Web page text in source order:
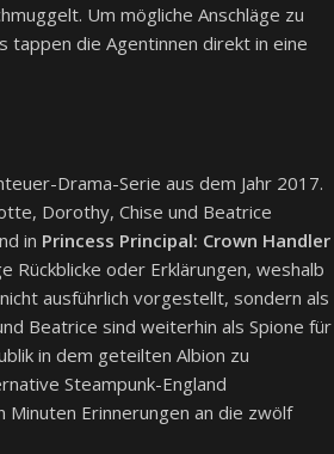
Um mögliche Anschläge zu
tappen die Agentinnen direkt in eine
Drama-Serie aus dem Jahr 2017.
Dorothy, Chise und Beatrice
in Princess Principal: Crown Handler
Rückblicke oder Erklärungen, weshalb
ausführlich vorgestellt, sondern als
Beatrice sind weiterhin als Spione für
in dem geteilten Albion zu
Steampunk-England
Minuten Erinnerungen an die zwölf